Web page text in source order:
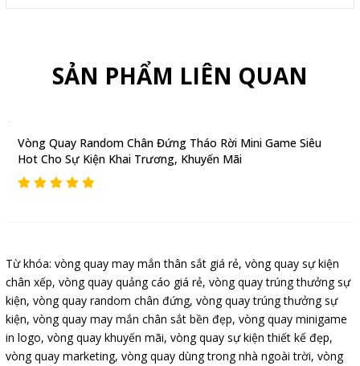
SẢN PHẨM LIÊN QUAN
Vòng Quay Random Chân Đứng Tháo Rời Mini Game Siêu
Hot Cho Sự Kiện Khai Trương, Khuyến Mãi
Từ khóa: vòng quay may mắn thân sắt giá rẻ, vòng quay sự kiện
chân xếp, vòng quay quảng cáo giá rẻ, vòng quay trúng thưởng sự
kiện, vòng quay random chân đứng, vòng quay trúng thưởng sự
kiện, vòng quay may mắn chân sắt bền đẹp, vòng quay minigame
in logo, vòng quay khuyến mãi, vòng quay sự kiện thiết kế đẹp,
vòng quay marketing, vòng quay dùng trong nhà ngoài trời, vòng